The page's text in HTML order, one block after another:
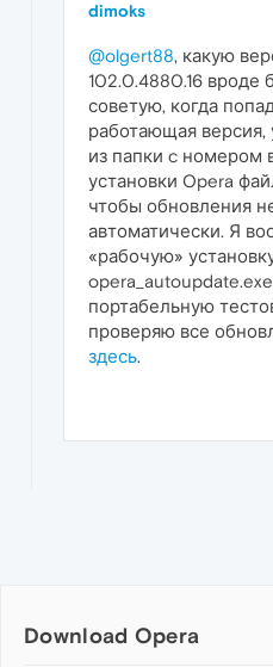
dimoks
@olgert88, какую
102.0.4880.16
советую, когда
работающая
из папки c номером
установки Opera
чтобы обновления
автоматически. Я
«рабочую»
портабельную
проверяю все
здесь.
Download Opera